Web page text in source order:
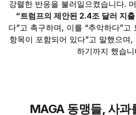
강렬한 반응을 불러일으켰습니다.
“트럼프의 제안된 2.4조 달러 지
다”고 촉구하며, 이를 “추악하다”고
항목이 포함되어 있다”고 말했으며
하기까지 했습니
MAGA 동맹들, 사과